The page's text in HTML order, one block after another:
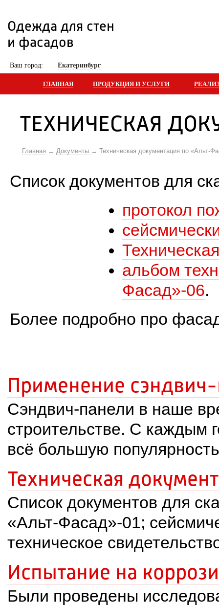
Одежда для стен
и фасадов
Ваш город: Екатеринбург
ГЛАВНАЯ ПРОДУКЦИЯ И УСЛУГИ
ТЕХНИЧЕСКАЯ
Главная Документы Техническая документация по «Альт-
Список документов для
протокол
альбом
Фасад»-06.
Более подробно про
Применение
Сэндвич-панели в наше
строительстве. С каждым
всё большую
Техническая
Список документов для
«Альт-Фасад»-01;
техническое
Испытание на
Были проведены